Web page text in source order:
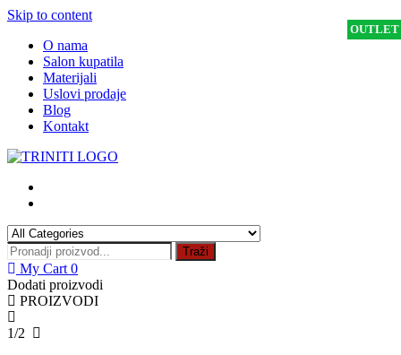
Skip to content
O nama
Salon kupatila
Materijali
Uslovi prodaje
Blog
Kontakt
Traži
My Cart 0
Dodati proizvodi
PROIZVODI
1/2
OUTLET
OUTLET
- 20 %
OUTLET
OUTLET
OUTLET